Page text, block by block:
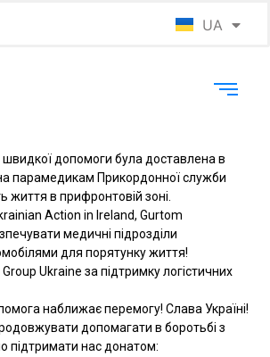
UA
EN
допомоги була доставлена в
парамедикам Прикордонної служби
життя в прифронтовій зоні.
Action in Ireland, Gurtom
медичні підрозділи
для порятунку життя!
Ukraine за підтримку логістичних
наближає перемогу! Слава Україні!
допомагати в боротьбі з
підтримати нас донатом: